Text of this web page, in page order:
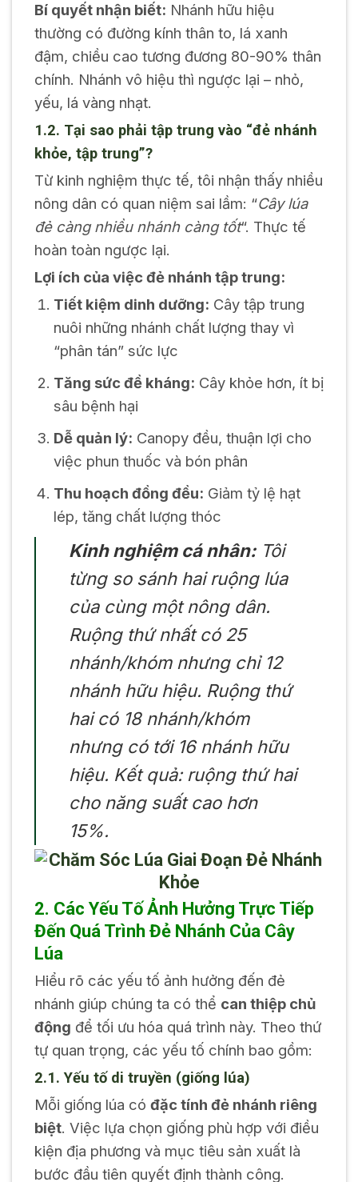
Bí quyết nhận biết: Nhánh hữu hiệu
thường có đường kính thân to, lá xanh
đậm, chiều cao tương đương 80-90% thân
chính. Nhánh vô hiệu thì ngược lại – nhỏ,
yếu, lá vàng nhạt.
1.2. Tại sao phải tập trung vào “đẻ nhánh
khỏe, tập trung”?
Từ kinh nghiệm thực tế, tôi nhận thấy nhiều
nông dân có quan niệm sai lầm: “Cây lúa
đẻ càng nhiều nhánh càng tốt“. Thực tế
hoàn toàn ngược lại.
Lợi ích của việc đẻ nhánh tập trung:
Tiết kiệm dinh dưỡng: Cây tập trung
nuôi những nhánh chất lượng thay vì
“phân tán” sức lực
Tăng sức đề kháng: Cây khỏe hơn, ít bị
sâu bệnh hại
Dễ quản lý: Canopy đều, thuận lợi cho
việc phun thuốc và bón phân
Thu hoạch đồng đều: Giảm tỷ lệ hạt
lép, tăng chất lượng thóc
Kinh nghiệm cá nhân:Tôi
từng so sánh hai ruộng lúa
của cùng một nông dân.
Ruộng thứ nhất có 25
nhánh/khóm nhưng chỉ 12
nhánh hữu hiệu. Ruộng thứ
hai có 18 nhánh/khóm
nhưng có tới 16 nhánh hữu
hiệu. Kết quả: ruộng thứ hai
cho năng suất cao hơn
15%.
2. Các Yếu Tố Ảnh Hưởng Trực Tiếp
Đến Quá Trình Đẻ Nhánh Của Cây
Lúa
Hiểu rõ các yếu tố ảnh hưởng đến đẻ
nhánh giúp chúng ta có thể can thiệp chủ
động để tối ưu hóa quá trình này. Theo thứ
tự quan trọng, các yếu tố chính bao gồm:
2.1. Yếu tố di truyền (giống lúa)
Mỗi giống lúa có đặc tính đẻ nhánh riêng
biệt. Việc lựa chọn giống phù hợp với điều
kiện địa phương và mục tiêu sản xuất là
bước đầu tiên quyết định thành công.